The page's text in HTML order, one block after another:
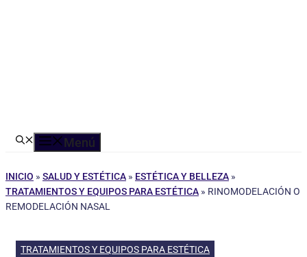
Menú
INICIO » SALUD Y ESTÉTICA » ESTÉTICA Y BELLEZA »
TRATAMIENTOS Y EQUIPOS PARA ESTÉTICA » RINOMODELACIÓN O
REMODELACIÓN NASAL
TRATAMIENTOS Y EQUIPOS PARA ESTÉTICA